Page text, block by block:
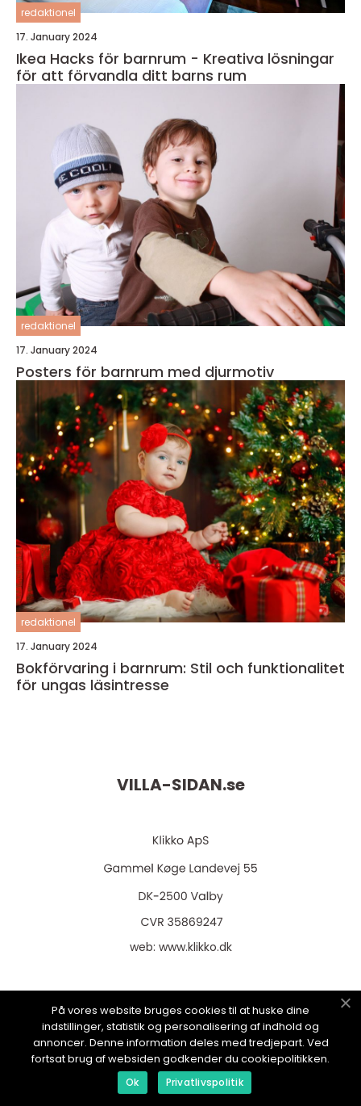
redaktionel
17. January 2024
Ikea Hacks för barnrum - Kreativa lösningar
för att förvandla ditt barns rum
redaktionel
17. January 2024
Posters för barnrum med djurmotiv
redaktionel
17. January 2024
Bokförvaring i barnrum: Stil och funktionalitet
för ungas läsintresse
VILLA-SIDAN.se
web: www.klikko.dk
Menu
Annonsering
På vores website bruges cookies til at huske dine
indstillinger, statistik og personalisering af indhold og
annoncer. Denne information deles med tredjepart. Ved
fortsat brug af websiden godkender du cookiepolitikken.
Ok Privatlivspolitik